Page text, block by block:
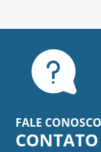
FALE CONOSCO
CONTATO